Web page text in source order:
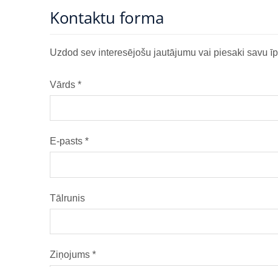
Kontaktu forma
Uzdod sev interesējošu jautājumu vai piesaki savu
Vārds *
E-pasts *
Tālrunis
Ziņojums *